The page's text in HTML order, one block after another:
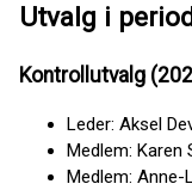
Utvalg i
Kontrollutvalg
Leder: Aksel
Medlem: Karen
Medlem: Anne-